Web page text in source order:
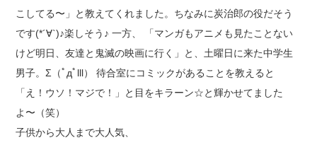
こしてる〜」と教えてくれました。ちなみに炭治郎の役だそう
です(*´∀`)♪楽しそう♪ 一方、 「マンガもアニメも見たことない
けど明日、友達と鬼滅の映画に行く」と、土曜日に来た中学生
男子。Σ（ﾟдﾟlll） 待合室にコミックがあることを教えると
「え！ウソ！マジで！」と目をキラーン☆と輝かせてました
よ〜（笑）
子供から大人まで大人気、